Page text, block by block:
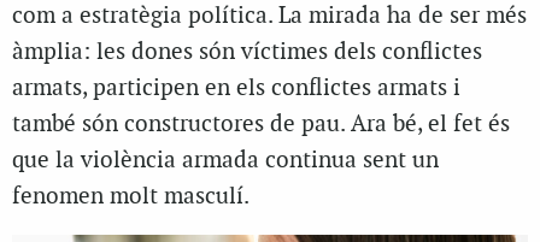
com a estratègia política. La mirada ha de ser més
àmplia: les dones són víctimes dels conflictes
armats, participen en els conflictes armats i
també són constructores de pau. Ara bé, el fet és
que la violència armada continua sent un
fenomen molt masculí.